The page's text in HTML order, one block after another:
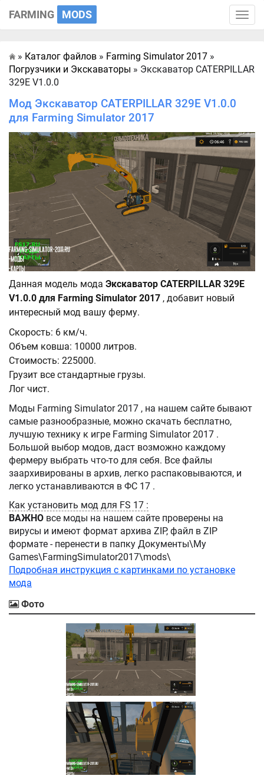
Toggle
FARMING MODS
Главная
» Каталог файлов » Farming Simulator 2017 »
Погрузчики и Экскаваторы » Экскаватор CATERPILLAR
329E V1.0.0
Мод Экскаватор CATERPILLAR 329E V1.0.0
для Farming Simulator 2017
Данная модель мода Экскаватор CATERPILLAR 329E
V1.0.0 для Farming Simulator 2017 , добавит новый
интересный мод вашу ферму.
Скорость: 6 км/ч.
Объем ковша: 10000 литров.
Стоимость: 225000.
Грузит все стандартные грузы.
Лог чист.
Моды Farming Simulator 2017 , на нашем сайте бывают
самые разнообразные, можно скачать бесплатно,
лучшую технику к игре Farming Simulator 2017 .
Большой выбор модов, даст возможно каждому
фермеру выбрать что-то для себя. Все файлы
заархивированы в архив, легко распаковываются, и
легко устанавливаются в ФС 17 .
Как установить мод для FS 17 :
ВАЖНО все моды на нашем сайте проверены на
вирусы и имеют формат архива ZIP, файл в ZIP
формате - перенести в папку Документы\My
Games\FarmingSimulator2017\mods\
Подробная инструкция с картинками по установке
мода
Фото